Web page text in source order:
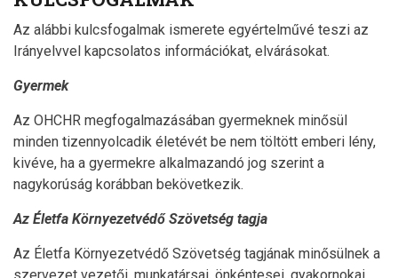
Az alábbi kulcsfogalmak ismerete egyértelművé teszi az
Irányelvvel kapcsolatos információkat, elvárásokat.
Gyermek
Az OHCHR megfogalmazásában gyermeknek minősül
minden tizennyolcadik életévét be nem töltött emberi lény,
kivéve, ha a gyermekre alkalmazandó jog szerint a
nagykorúság korábban bekövetkezik.
Az Életfa Környezetvédő Szövetség tagja
Az Életfa Környezetvédő Szövetség tagjának minősülnek a